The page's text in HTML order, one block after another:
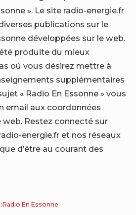
». Le site radio-energie.fr
publications sur le
développées sur le web.
produite du mieux
où vous désirez mettre à
supplémentaires
« Radio En Essonne » vous
email aux coordonnées
Restez connecté sur
energie.fr et nos réseaux
d’être au courant des
En Essonne: